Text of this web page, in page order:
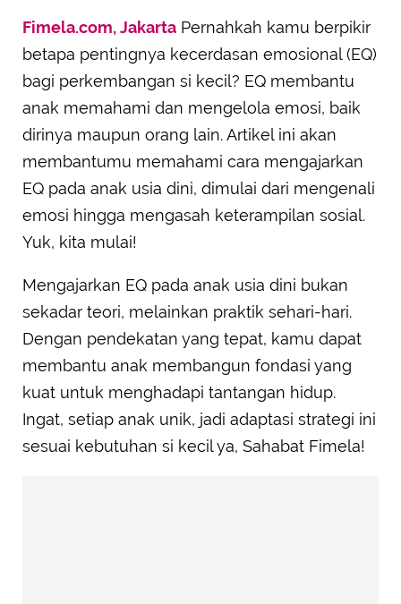
Mengekspresikan Emosi
Mengatur Emosi: Teknik Relaksasi dan Strategi
Mengatasi Masalah
Empati: Memahami Perspektif Orang Lain
Motivasi dan Keterampilan Sosial: Membangun
Kepercayaan Diri dan Kemampuan Berinteraksi
Fimela.com, Jakarta Pernahkah kamu berpikir
betapa pentingnya kecerdasan emosional (EQ)
bagi perkembangan si kecil? EQ membantu
anak memahami dan mengelola emosi, baik
dirinya maupun orang lain. Artikel ini akan
membantumu memahami cara mengajarkan
EQ pada anak usia dini, dimulai dari mengenali
emosi hingga mengasah keterampilan sosial.
Yuk, kita mulai!
Mengajarkan EQ pada anak usia dini bukan
sekadar teori, melainkan praktik sehari-hari.
Dengan pendekatan yang tepat, kamu dapat
membantu anak membangun fondasi yang
kuat untuk menghadapi tantangan hidup.
Ingat, setiap anak unik, jadi adaptasi strategi ini
sesuai kebutuhan si kecil ya, Sahabat Fimela!